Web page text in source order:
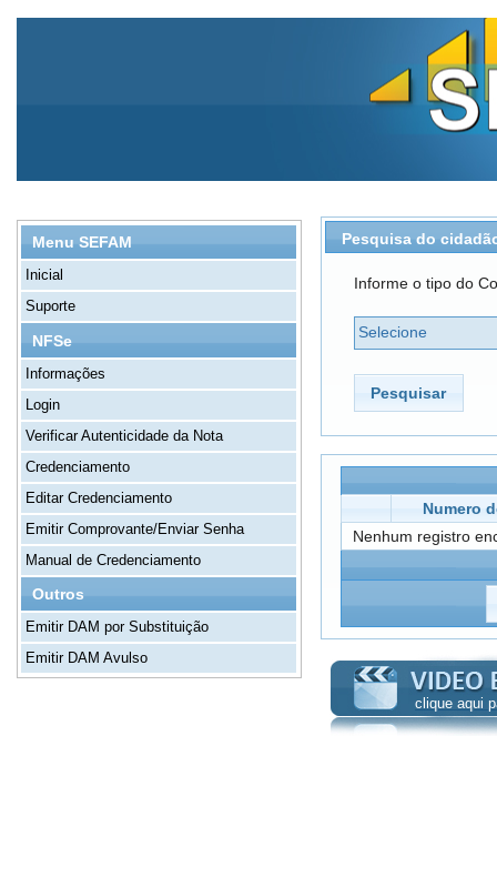
Menu SEFAM
Inicial
Suporte
NFSe
Informações
Login
Verificar Autenticidade da Nota
Credenciamento
Editar Credenciamento
Emitir Comprovante/Enviar Senha
Manual de Credenciamento
Outros
Emitir DAM por Substituição
Emitir DAM Avulso
Pesquisa do
Informe o tipo do
Selecione
Pesquisar
Numero
Nenhum registro
clique aqui